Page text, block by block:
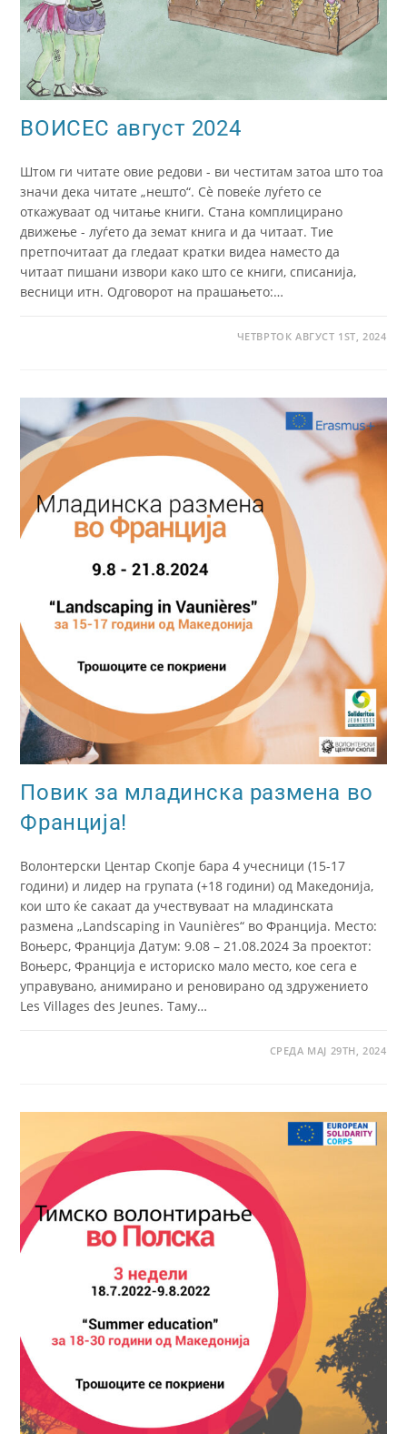
ВОИСЕС август 2024
Штом ги читате овие редови - ви честитам затоа што тоа
значи дека читате „нешто“. Сè повеќе луѓето се
откажуваат од читање книги. Стана комплицирано
движење - луѓето да земат книга и да читаат. Тие
претпочитаат да гледаат кратки видеа наместо да
читаат пишани извори како што се книги, списанија,
весници итн. Одговорот на прашањето:…
ЧЕТВРТОК АВГУСТ 1ST, 2024
Повик за младинска размена во
Франција!
Волонтерски Центар Скопје бара 4 учесници (15-17
години) и лидер на групата (+18 години) од Македонија,
кои што ќе сакаат да учествуваат на младинската
размена „Landscaping in Vaunières“ во Франција. Место:
Воњерс, Франција Датум: 9.08 – 21.08.2024 За проектот:
Воњерс, Франција е историско мало место, кое сега е
управувано, анимирано и реновирано од здружението
Les Villages des Jeunes. Таму…
СРЕДА МАЈ 29TH, 2024